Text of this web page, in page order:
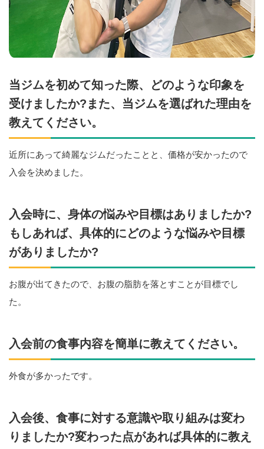
当ジムを初めて知った際、どのような印象を
受けましたか?また、当ジムを選ばれた理由を
教えてください。
近所にあって綺麗なジムだったことと、価格が安かったので
入会を決めました。
入会時に、身体の悩みや目標はありましたか?
もしあれば、具体的にどのような悩みや目標
がありましたか?
お腹が出てきたので、お腹の脂肪を落とすことが目標でし
た。
入会前の食事内容を簡単に教えてください。
外食が多かったです。
入会後、食事に対する意識や取り組みは変わ
りましたか?変わった点があれば具体的に教え